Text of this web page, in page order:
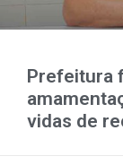
Prefeitura
vidas de